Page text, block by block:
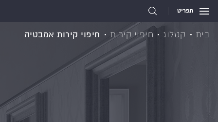
תפריט
בית קטלוג חיפוי קירות חיפוי קירות אמבטיה